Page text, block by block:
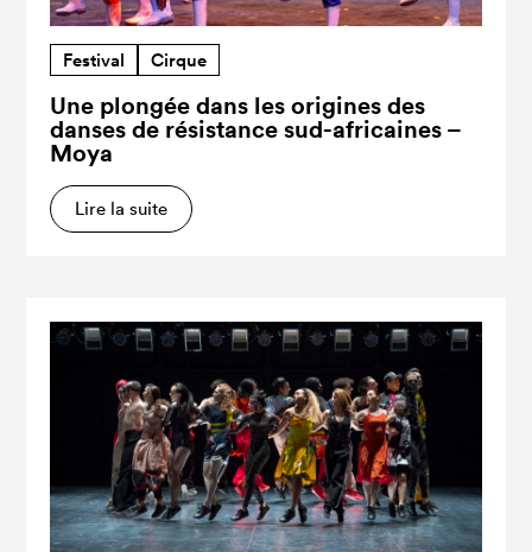
Festival Cirque
Une plongée dans les origines des
danses de résistance sud-africaines –
Moya
Lire la suite